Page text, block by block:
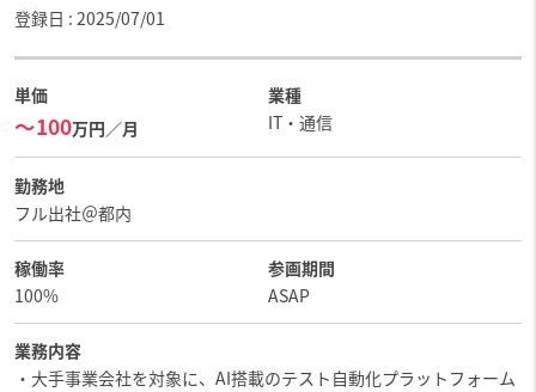
登録日 2025/07/01
単価
〜100万円／月
業種
IT・通信
勤務地
フル出社＠都内
稼働率
100%
参画期間
ASAP
業務内容
・大手事業会社を対象に、AI搭載のテスト自動化プラットフォーム